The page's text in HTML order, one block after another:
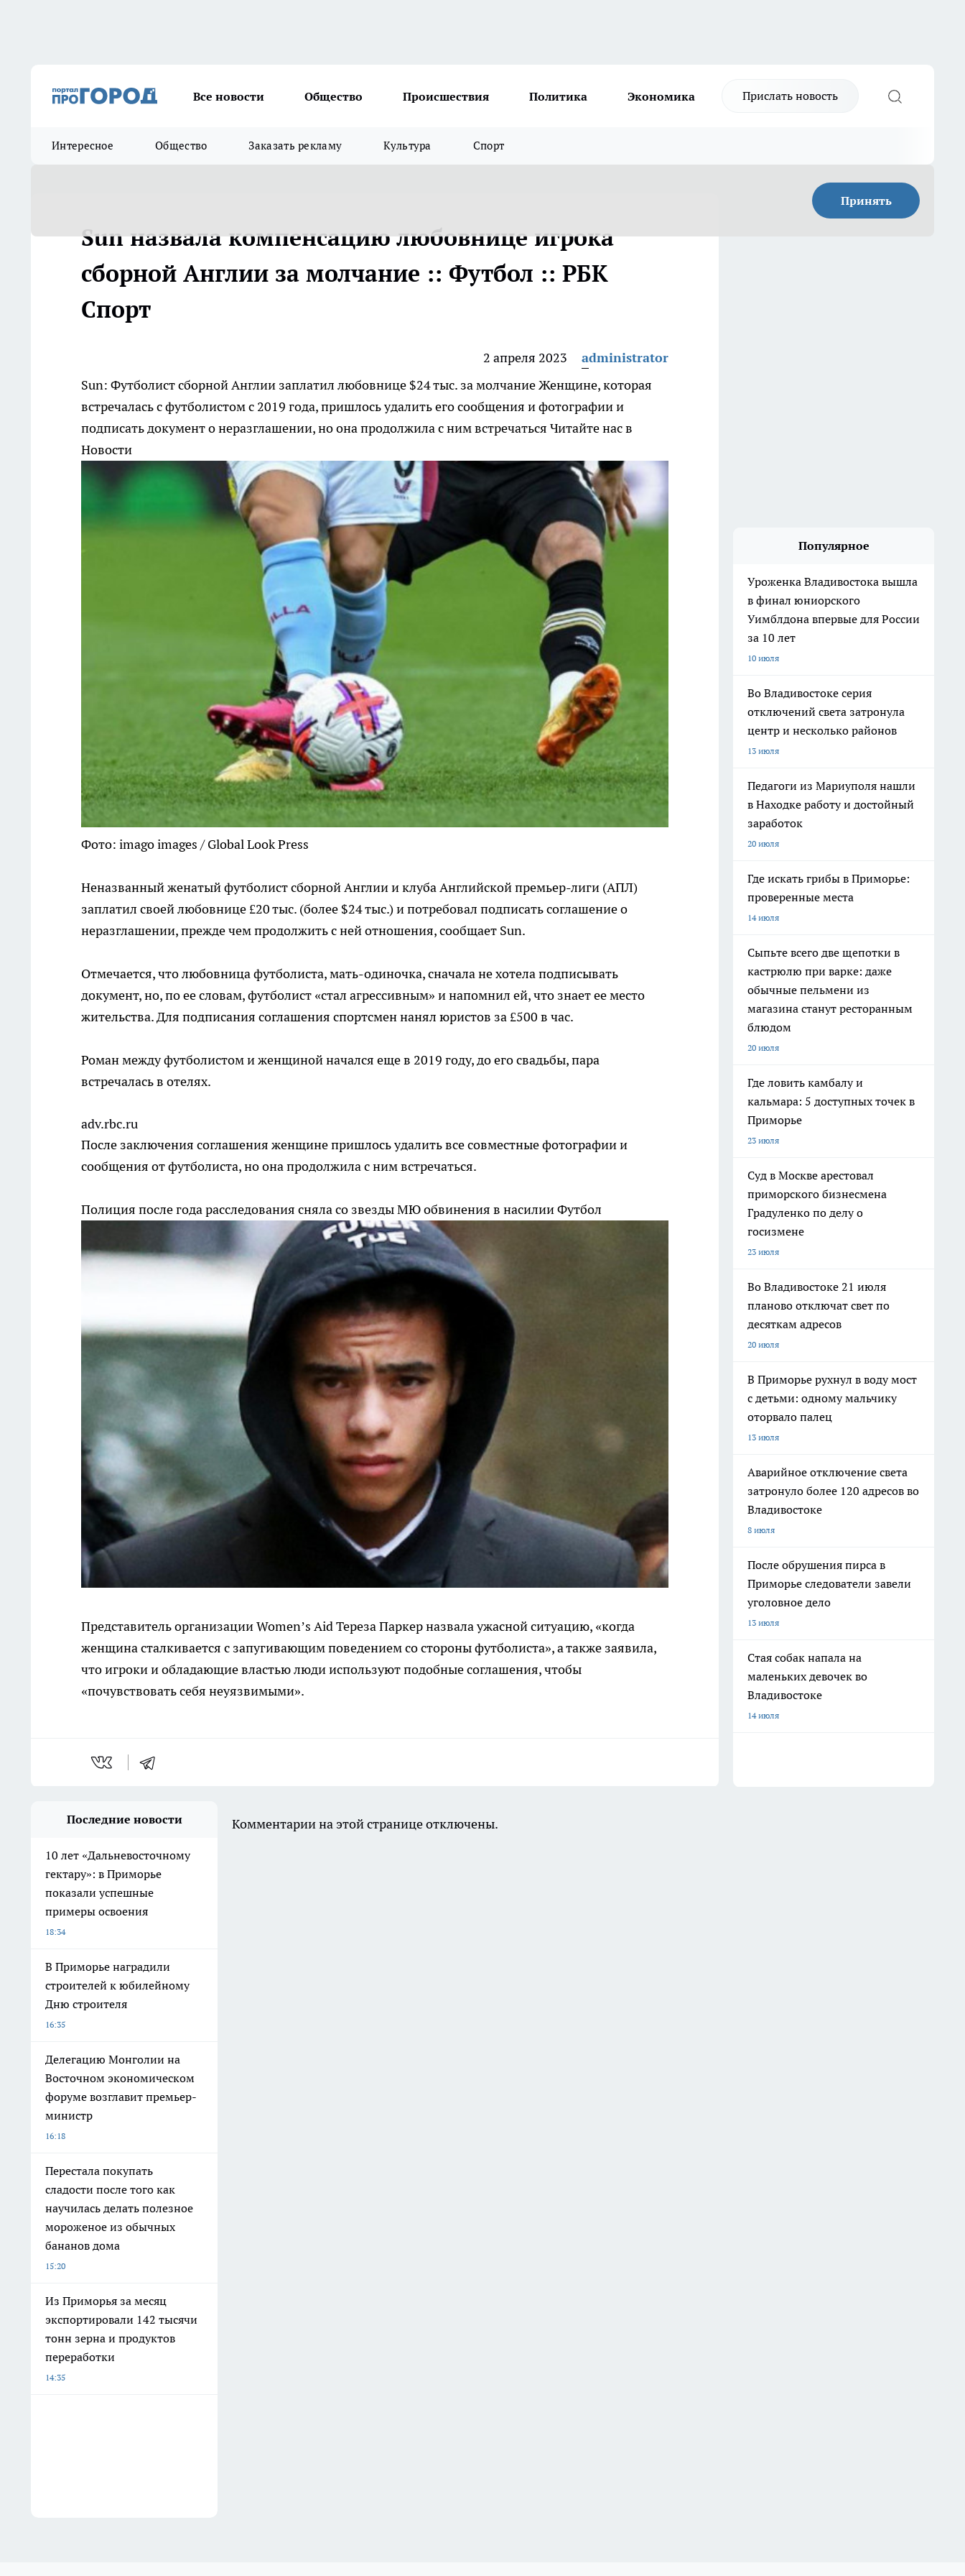
Все новости Общество Происшествия Политика Экономика Прислать новость
Интересное Общество Заказать рекламу Культура Спорт
Принять
Sun назвала компенсацию любовнице игрока
сборной Англии за молчание :: Футбол :: РБК
Спорт
2 апреля 2023
administrator
Sun: Футболист сборной Англии заплатил любовнице $24 тыс. за молчаниеЖенщине, которая
встречалась с футболистом с 2019 года, пришлось удалить его сообщения и фотографии и
подписать документ о неразглашении, но она продолжила с ним встречаться Читайте нас в
Новости
Фото: imago images / Global Look Press
Неназванный женатый футболист сборной Англии и клуба Английской премьер-лиги (АПЛ)
заплатил своей любовнице £20 тыс. (более $24 тыс.) и потребовал подписать соглашение о
неразглашении, прежде чем продолжить с ней отношения, сообщает Sun.
Отмечается, что любовница футболиста, мать-одиночка, сначала не хотела подписывать
документ, но, по ее словам, футболист «стал агрессивным» и напомнил ей, что знает ее место
жительства. Для подписания соглашения спортсмен нанял юристов за £500 в час.
Роман между футболистом и женщиной начался еще в 2019 году, до его свадьбы, пара
встречалась в отелях.
adv.rbc.ru
После заключения соглашения женщине пришлось удалить все совместные фотографии и
сообщения от футболиста, но она продолжила с ним встречаться.
Полиция после года расследования сняла со звезды МЮ обвинения в насилииФутбол
Представитель организации Women’s Aid Тереза Паркер назвала ужасной ситуацию, «когда
женщина сталкивается с запугивающим поведением со стороны футболиста», а также заявила,
что игроки и обладающие властью люди используют подобные соглашения, чтобы
«почувствовать себя неуязвимыми».
Популярное
Уроженка Владивостока вышла
в финал юниорского
Уимблдона впервые для России
за 10 лет
10 июля
Во Владивостоке серия
отключений света затронула
центр и несколько районов
13 июля
Педагоги из Мариуполя нашли
в Находке работу и достойный
заработок
20 июля
Где искать грибы в Приморье:
проверенные места
14 июля
Сыпьте всего две щепотки в
кастрюлю при варке: даже
обычные пельмени из
магазина станут ресторанным
блюдом
20 июля
Где ловить камбалу и
кальмара: 5 доступных точек в
Приморье
23 июля
Суд в Москве арестовал
приморского бизнесмена
Градуленко по делу о
госизмене
23 июля
Во Владивостоке 21 июля
планово отключат свет по
десяткам адресов
20 июля
В Приморье рухнул в воду мост
с детьми: одному мальчику
оторвало палец
13 июля
Аварийное отключение света
затронуло более 120 адресов во
Владивостоке
8 июля
После обрушения пирса в
Приморье следователи завели
уголовное дело
13 июля
Стая собак напала на
маленьких девочек во
Владивостоке
14 июля
Последние новости
10 лет «Дальневосточному
гектару»: в Приморье
показали успешные
примеры освоения
18:34
В Приморье наградили
строителей к юбилейному
Дню строителя
16:35
Делегацию Монголии на
Восточном экономическом
форуме возглавит премьер-
министр
16:18
Перестала покупать
сладости после того как
научилась делать полезное
мороженое из обычных
бананов дома
15:20
Из Приморья за месяц
экспортировали 142 тысячи
тонн зерна и продуктов
переработки
14:35
Комментарии на этой странице отключены.